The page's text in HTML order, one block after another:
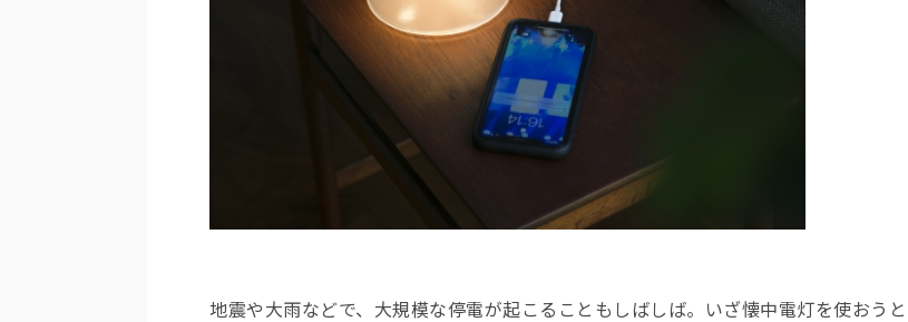
地震や大雨などで、大規模な停電が起こることもしばしば。いざ懐中電灯を使おうと